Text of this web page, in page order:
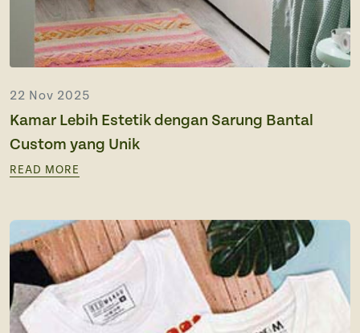
22 Nov 2025
Kamar Lebih Estetik dengan Sarung Bantal
Custom yang Unik
READ MORE